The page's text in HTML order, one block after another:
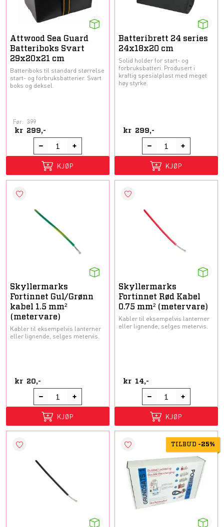
Attwood Sea Guard
Batteriboks Svart
29x20x21 cm
Batteriboks til standard størrelse
start- og forbruksbatterier. Svart
boks og deksel.
Før: 399
kr 299,-
KJØP
Batteribrett 24 series
24x18x20 cm
Solid holder for start- og
forbruksbatteri. Produsert i
kraftig spesialplast med meget
høy styrke.
kr 299,-
KJØP
Skyllermarks
Fortinnet Gul/Grønn
kabel 1.5 mm²
(metervare)
Kabler til eksempelvis lanterner
eller lignende, selges metervis.
kr 20,-
KJØP
Skyllermarks
Fortinnet Rød Kabel
0.75 mm² (metervare)
Kabler til eksempelvis lanterner
eller lignende, selges metervis.
kr 14,-
KJØP
TILBUD -25%